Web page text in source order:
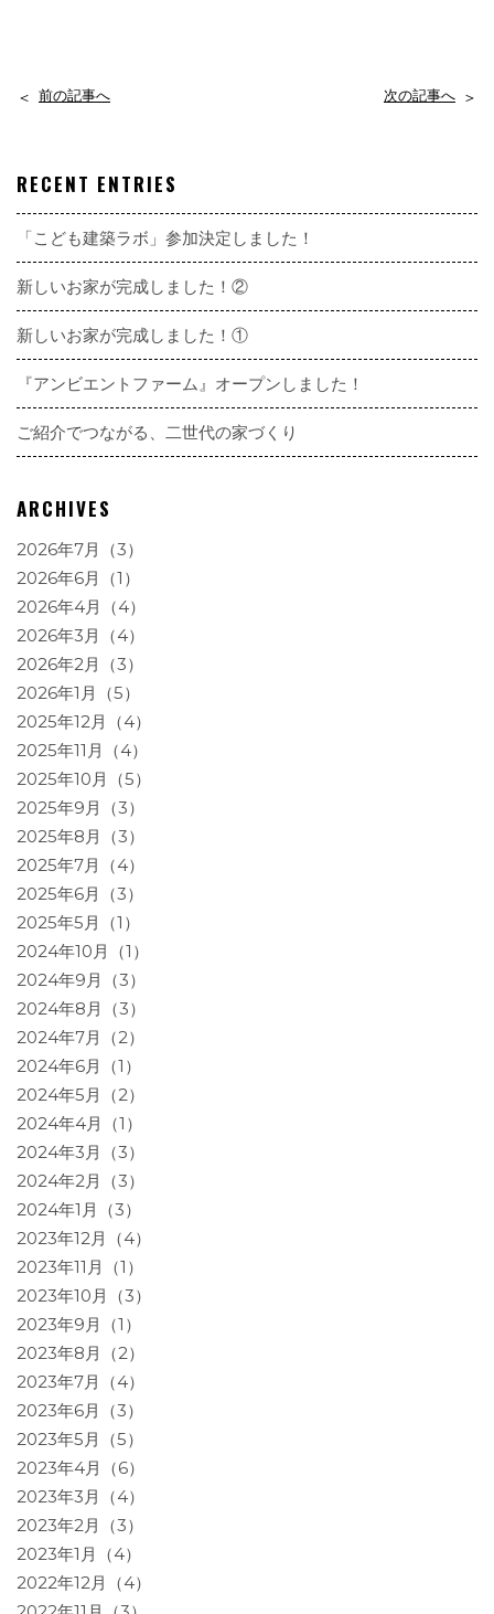
前の記事へ 次の記事へ
RECENT ENTRIES
「こども建築ラボ」参加決定しました！
新しいお家が完成しました！②
新しいお家が完成しました！①
『アンビエントファーム』オープンしました！
ご紹介でつながる、二世代の家づくり
ARCHIVES
2026年7月（3）
2026年6月（1）
2026年4月（4）
2026年3月（4）
2026年2月（3）
2026年1月（5）
2025年12月（4）
2025年11月（4）
2025年10月（5）
2025年9月（3）
2025年8月（3）
2025年7月（4）
2025年6月（3）
2025年5月（1）
2024年10月（1）
2024年9月（3）
2024年8月（3）
2024年7月（2）
2024年6月（1）
2024年5月（2）
2024年4月（1）
2024年3月（3）
2024年2月（3）
2024年1月（3）
2023年12月（4）
2023年11月（1）
2023年10月（3）
2023年9月（1）
2023年8月（2）
2023年7月（4）
2023年6月（3）
2023年5月（5）
2023年4月（6）
2023年3月（4）
2023年2月（3）
2023年1月（4）
2022年12月（4）